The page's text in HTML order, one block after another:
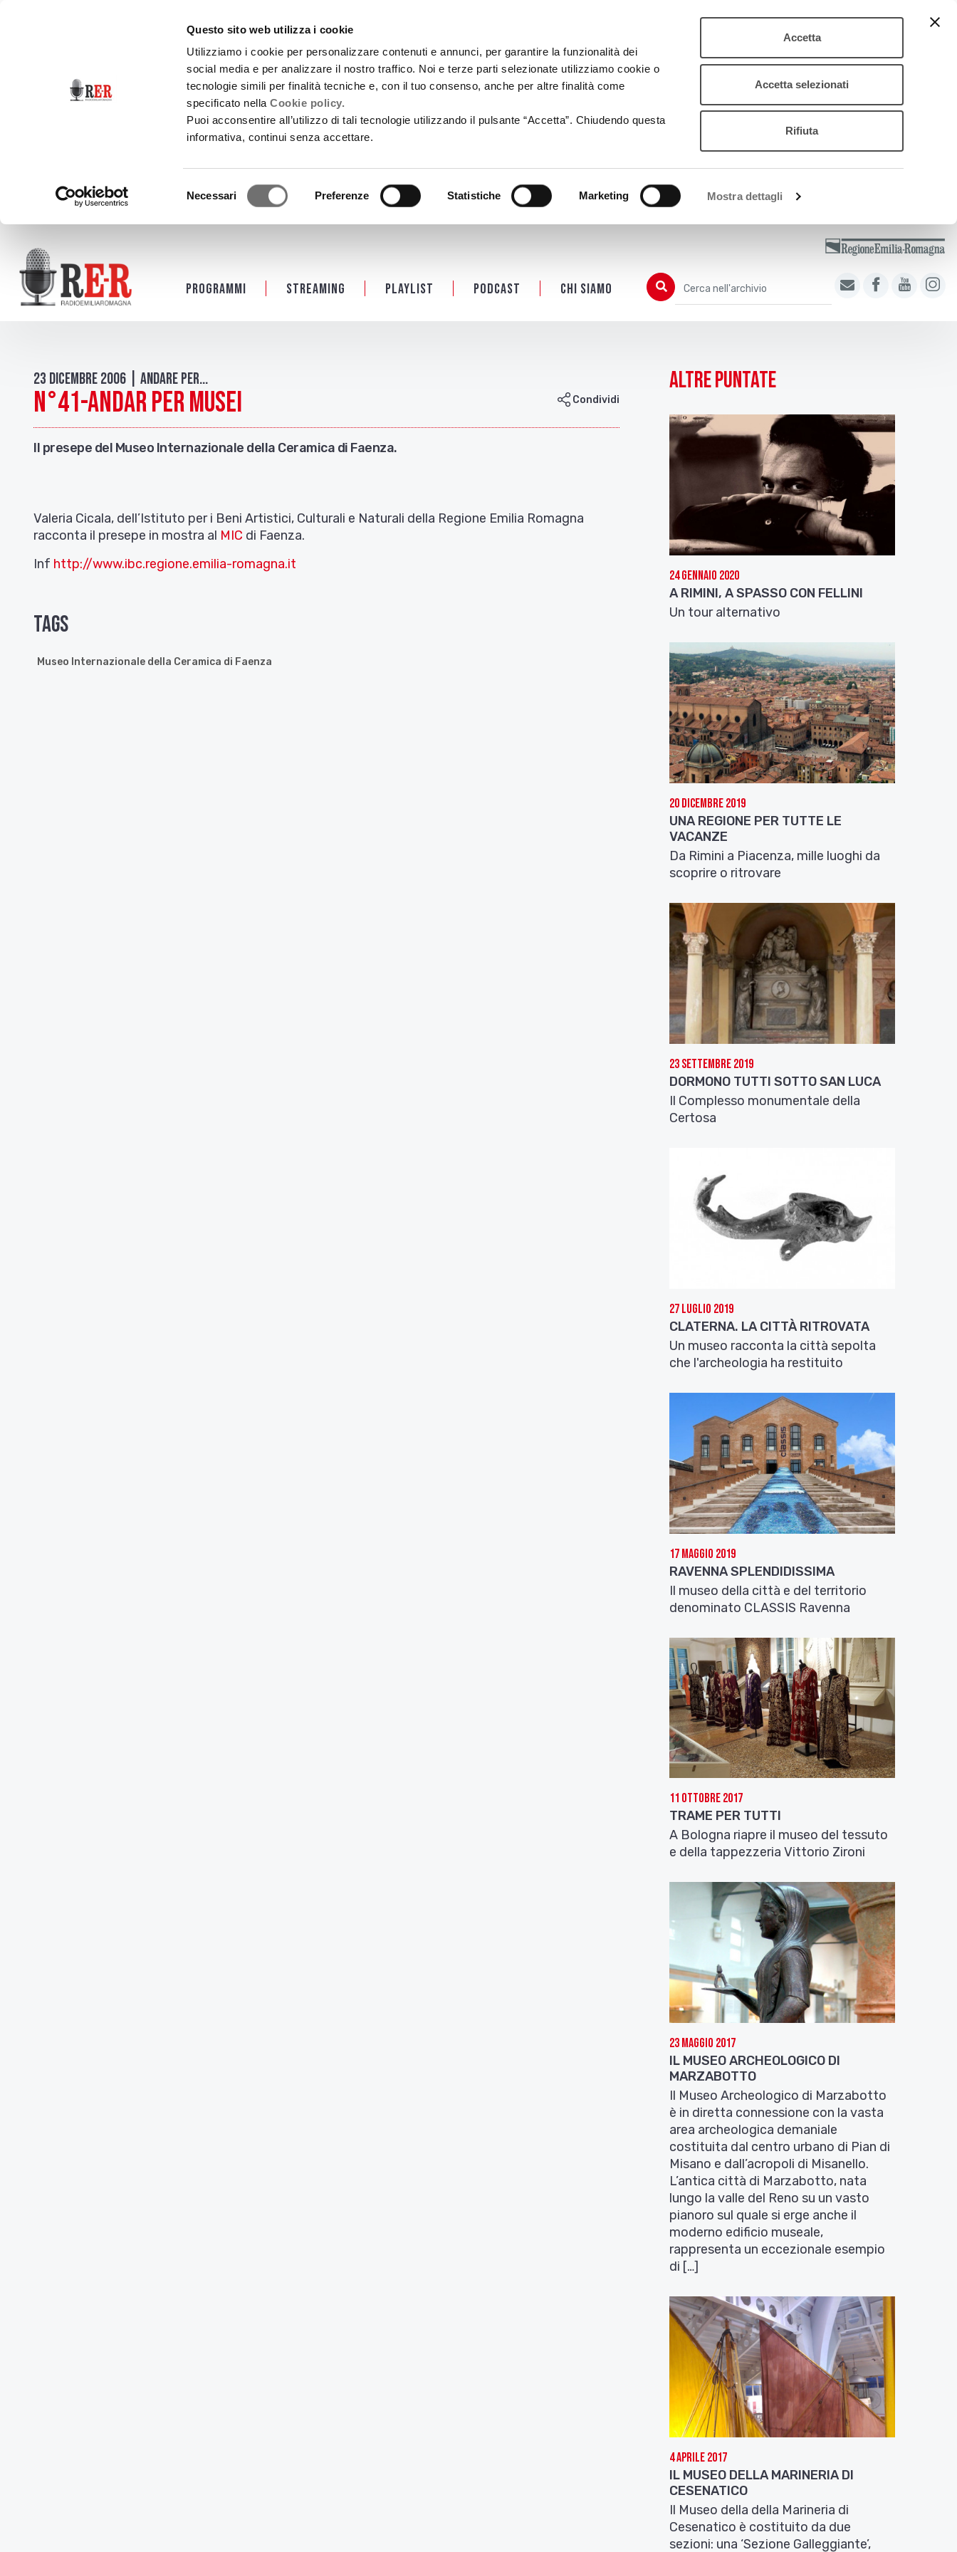
Questo sito web utilizza i cookie
Utilizziamo i cookie per personalizzare contenuti e annunci, per garantire la funzionalità dei
social media e per analizzare il nostro traffico. Noi e terze parti selezionate utilizziamo cookie o
tecnologie simili per finalità tecniche e, con il tuo consenso, anche per altre finalità come
specificato nellaCookie policy.
Puoi acconsentire all’utilizzo di tali tecnologie utilizzando il pulsante “Accetta”. Chiudendo questa
informativa, continui senza accettare.
Necessari Preferenze Statistiche Marketing Mostra dettagli
Accetta
Accetta selezionati
Rifiuta
Programmi Streaming Playlist PODCAST Chi siamo Cerca
Cerca nell'archivio
23 Dicembre 2006 | Andare per...
N°41-ANDAR PER MUSEI Condividi
Il presepe del Museo Internazionale della Ceramica di Faenza.
Valeria Cicala, dell’Istituto per i Beni Artistici, Culturali e Naturali della Regione Emilia Romagna
racconta il presepe in mostra al MIC di Faenza.
Inf http://www.ibc.regione.emilia-romagna.it
Tags
Museo Internazionale della Ceramica di Faenza
Altre puntate
24 Gennaio 2020
A RIMINI, A SPASSO CON FELLINI
Un tour alternativo
20 Dicembre 2019
UNA REGIONE PER TUTTE LE
VACANZE
Da Rimini a Piacenza, mille luoghi da
scoprire o ritrovare
23 Settembre 2019
DORMONO TUTTI SOTTO SAN LUCA
Il Complesso monumentale della
Certosa
27 Luglio 2019
CLATERNA. LA CITTÀ RITROVATA
Un museo racconta la città sepolta
che l'archeologia ha restituito
17 Maggio 2019
RAVENNA SPLENDIDISSIMA
Il museo della città e del territorio
denominato CLASSIS Ravenna
11 Ottobre 2017
TRAME PER TUTTI
A Bologna riapre il museo del tessuto
e della tappezzeria Vittorio Zironi
23 Maggio 2017
IL MUSEO ARCHEOLOGICO DI
MARZABOTTO
Il Museo Archeologico di Marzabotto
è in diretta connessione con la vasta
area archeologica demaniale
costituita dal centro urbano di Pian di
Misano e dall’acropoli di Misanello.
L’antica città di Marzabotto, nata
lungo la valle del Reno su un vasto
pianoro sul quale si erge anche il
moderno edificio museale,
rappresenta un eccezionale esempio
di […]
4 Aprile 2017
IL MUSEO DELLA MARINERIA DI
CESENATICO
Il Museo della della Marineria di
Cesenatico è costituito da due
sezioni: una ‘Sezione Galleggiante’,